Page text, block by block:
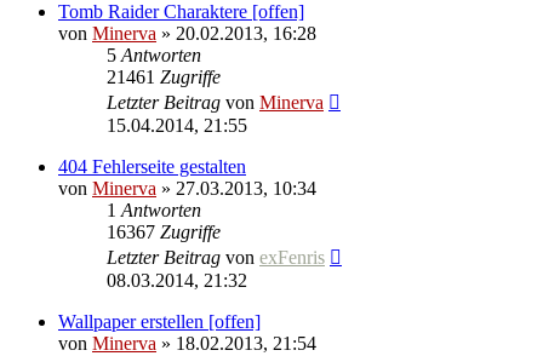
Tomb Raider Charaktere [offen]
von Minerva » 20.02.2013, 16:28
5 Antworten
21461 Zugriffe
Letzter Beitrag von Minerva
15.04.2014, 21:55
404 Fehlerseite gestalten
von Minerva » 27.03.2013, 10:34
1 Antworten
16367 Zugriffe
Letzter Beitrag von exFenris
08.03.2014, 21:32
Wallpaper erstellen [offen]
von Minerva » 18.02.2013, 21:54